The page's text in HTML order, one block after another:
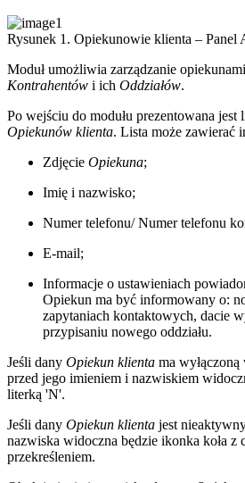
Rysunek 1. Opiekunowie klienta – Panel
Moduł umożliwia zarządzanie
Kontrahentów i ich Oddziałów.
Po wejściu do modułu prezentowana
Opiekunów klienta. Lista może zawierać
Zdjęcie Opiekuna;
Imię i nazwisko;
Numer telefonu/ Numer telefonu
E-mail;
Informacje o ustawieniach
Opiekun ma być informowany o:
zapytaniach kontaktowych, dacie
przypisaniu nowego oddziału.
Jeśli dany Opiekun klienta ma
przed jego imieniem i nazwiskiem
literką 'N'.
Jeśli dany Opiekun klienta jest
nazwiska widoczna będzie ikonka koła z
przekreśleniem.